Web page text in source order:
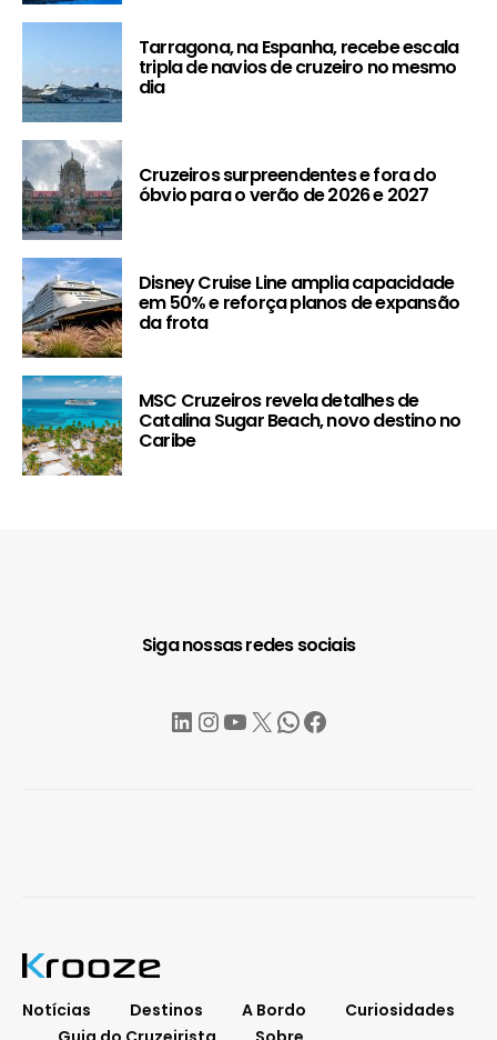
Tarragona, na Espanha, recebe escala
tripla de navios de cruzeiro no mesmo
dia
Cruzeiros surpreendentes e fora do
óbvio para o verão de 2026 e 2027
Disney Cruise Line amplia capacidade
em 50% e reforça planos de expansão
da frota
MSC Cruzeiros revela detalhes de
Catalina Sugar Beach, novo destino no
Caribe
Siga nossas redes sociais
LinkedIn
Instagram
YouTube
X WhatsApp
Facebook
Notícias Destinos A Bordo
Curiosidades